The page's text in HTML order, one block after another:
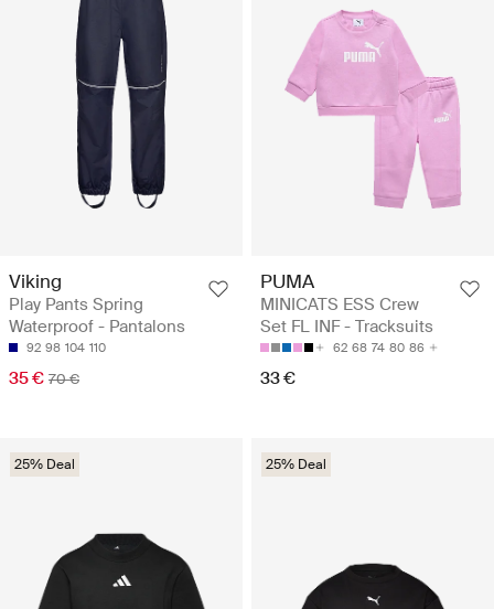
Viking
Play Pants Spring
Waterproof - Pantalons
92 98 104 110
35 € 70 €
PUMA
MINICATS ESS Crew
Set FL INF - Tracksuits
62 68 74 80 86
33 €
25% Deal 25% Deal